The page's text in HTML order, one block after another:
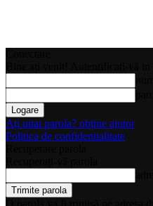
Ați uitat parola? obține ajutor
Politica de confidentialitate